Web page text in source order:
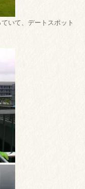
いて、デートスポット